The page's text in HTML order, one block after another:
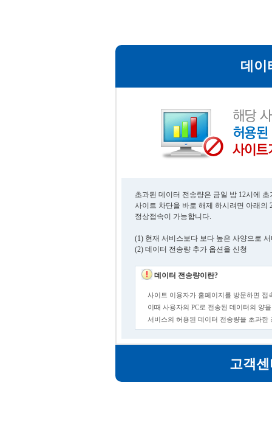
데이
초과된 데이터 전송량은 금일 밤 12시에
사이트 차단을 바로 해제 하시려면 아래의
정상접속이 가능합니다.
(1) 현재 서비스보다 보다 높은 사양으로
(2) 데이터 전송량 추가 옵션을 신청
데이터 전송량이란?
사이트 이용자가 홈페이지를 방문하면 접
이때 사용자의 PC로 전송된 데이터의 양
서비스의 허용된 데이터 전송량을 초과
고객